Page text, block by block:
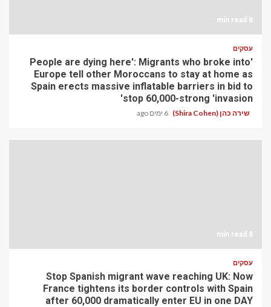
8 min read
עסקים
'People are dying here': Migrants who broke into
Europe tell other Moroccans to stay at home as
Spain erects massive inflatable barriers in bid to
stop 60,000-strong 'invasion'
שירה כהן (Shira Cohen) 6 ימים ago
8 min read
עסקים
Stop Spanish migrant wave reaching UK: Now
France tightens its border controls with Spain
after 60,000 dramatically enter EU in one DAY